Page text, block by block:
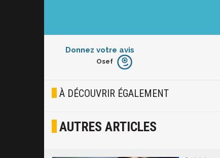
Donnez votre avis
Furieux
Joyeux
Osef
À DÉCOUVRIR ÉGALEMENT
AUTRES ARTICLES